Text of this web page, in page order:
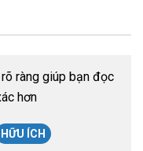
ràng giúp bạn đọc
hơn
HỮU ÍCH